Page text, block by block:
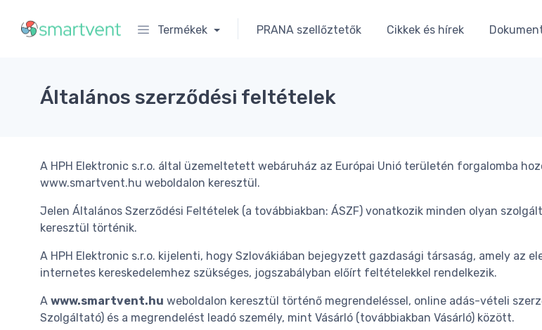
Termékek PRANA szellőztetők Cikkek és hírek
Általános szerződési feltételek
A HPH Elektronic s.r.o. által üzemeltetett webáruház az Európai Unió területén forgalomba
www.smartvent.hu weboldalon keresztül.
Jelen Általános Szerződési Feltételek (a továbbiakban: ÁSZF) vonatkozik minden olyan
keresztül történik.
A HPH Elektronic s.r.o. kijelenti, hogy Szlovákiában bejegyzett gazdasági társaság, amely az
internetes kereskedelemhez szükséges, jogszabályban előírt feltételekkel rendelkezik.
A www.smartvent.hu weboldalon keresztül történő megrendeléssel, online adás-vételi
Szolgáltató) és a megrendelést leadó személy, mint Vásárló (továbbiakban Vásárló) között.